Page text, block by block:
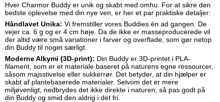
Hver Charmor Buddy er unik og skabt med omhu. For at sikre den
bedste oplevelse med din nye ven, er her et par praktiske detaljer:
Håndlavet Unika: Vi fremstiller vores Buddies én ad gangen. De
vejer ca. 6 g og er 4 cm høje. Da de ikke er masseproducerede vil
der altid være små variationer i farver og overflade, som gør netop
din Buddy til noget særligt.
Moderne Alkymi (3D-print): Din Buddy er 3D-printet i PLA-
filament, som er et materiale baseret på naturens egne ressourcer,
såsom majsstivelse eller sukkerrør. Det betyder, at din hjælper er
skabt af plantebaserede materialer. Selvom det er mere
miljøvenligt, nedbrydes det ikke direkte i naturen, så pas godt på
din Buddy og smid den aldrig i det fri.